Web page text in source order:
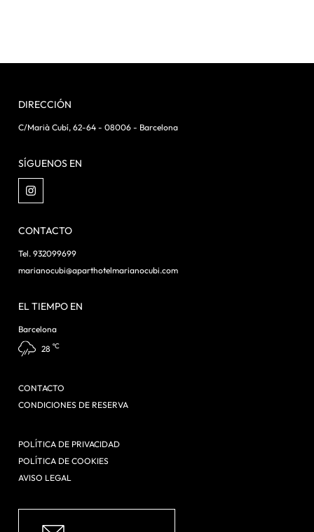
DIRECCIÓN
C/Marià Cubí, 62-64 - 08006 - Barcelona
SÍGUENOS EN
CONTACTO
Tel. 932099699
marianocubi@aparthotelmarianocubi.com
EL TIEMPO EN
Barcelona
28 ºC
CONTACTO
CONDICIONES DE RESERVA
POLÍTICA DE PRIVACIDAD
POLÍTICA DE COOKIES
AVISO LEGAL